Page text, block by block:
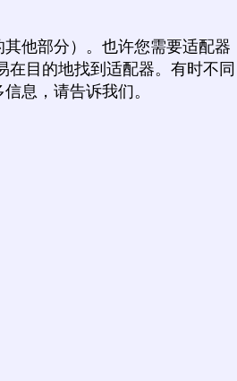
他部分）。也许您需要适配器
目的地找到适配器。有时不同
息，请告诉我们。